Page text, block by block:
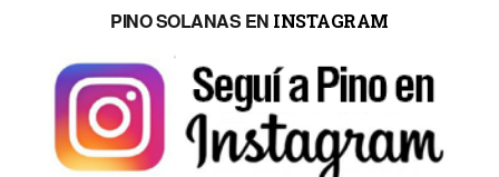
PINO SOLANAS EN INSTAGRAM